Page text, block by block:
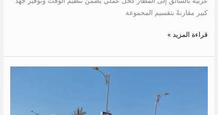
كبير مقارنةً بتقسيم المجموعة
قراءة المزيد »